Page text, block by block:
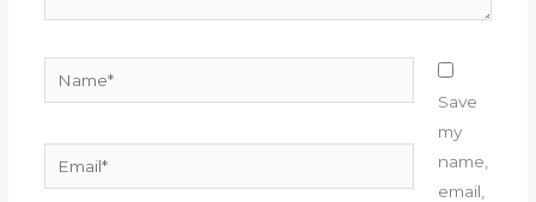
Save
my
name,
email,